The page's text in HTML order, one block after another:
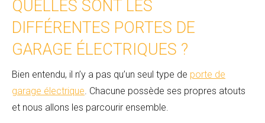
QUELLES SONT LES
DIFFÉRENTES PORTES DE
GARAGE ÉLECTRIQUES ?
Bien entendu, il n’y a pas qu’un seul type de porte de
garage électrique. Chacune possède ses propres atouts
et nous allons les parcourir ensemble.